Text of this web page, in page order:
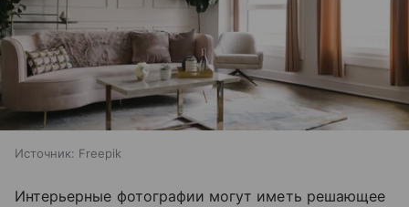
Источник: Freepik
Интерьерные фотографии могут иметь решающее